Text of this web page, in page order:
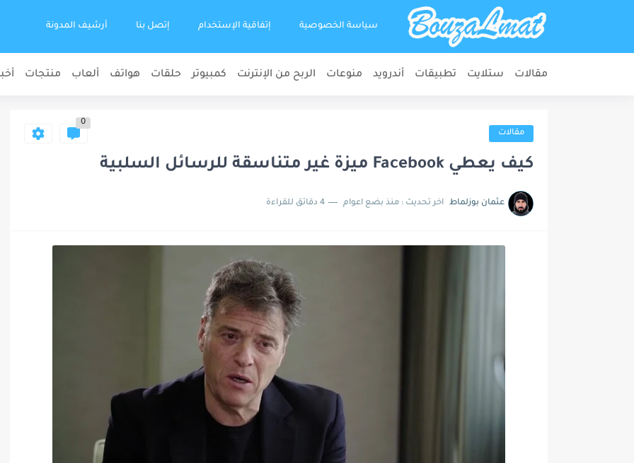
سياسة الخصوصية إتفاقية الإستخدام إتصل بنا أرشيف المدونة
مقالات ستلايت تطبيقات أندرويد منوعات الربح من الإنترنت كمبيوتر حلقات هواتف ألعاب منتجات
مقالات
0
كيف يعطي Facebook ميزة غير متناسقة للرسائل السلبية
عثمان بوزلماط اخر تحديث : منذ بضع اعوام 4 دقائق للقراءة